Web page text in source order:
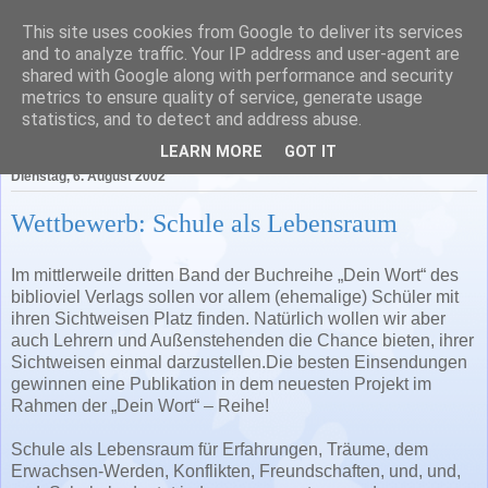
Literatur in Baden-
Württemberg
Dienstag, 6. August 2002
Wettbewerb: Schule als Lebensraum
Im mittlerweile dritten Band der Buchreihe „Dein Wort“ des
biblioviel Verlags sollen vor allem (ehemalige) Schüler mit
ihren Sichtweisen Platz finden. Natürlich wollen wir aber
auch Lehrern und Außenstehenden die Chance bieten, ihrer
Sichtweisen einmal darzustellen.Die besten Einsendungen
gewinnen eine Publikation in dem neuesten Projekt im
Rahmen der „Dein Wort“ – Reihe!
Schule als Lebensraum für Erfahrungen, Träume, dem
Erwachsen-Werden, Konflikten, Freundschaften, und, und,
This site uses cookies from Google to deliver its services
and to analyze traffic. Your IP address and user-agent are
shared with Google along with performance and security
metrics to ensure quality of service, generate usage
statistics, and to detect and address abuse.
LEARN MORE GOT IT